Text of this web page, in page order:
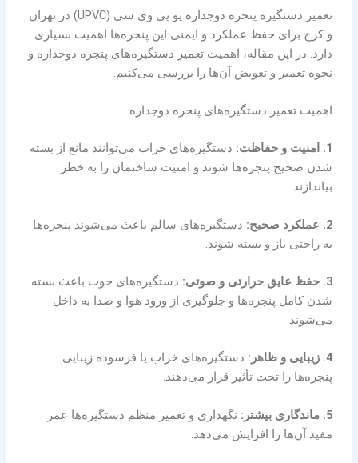
تعمیر دستگیره پنجره دوجداره یو پی وی سی (UPVC) در تهران
و کرج برای حفظ عملکرد و ایمنی این پنجره‌ها اهمیت بسیاری
دارد. در این مقاله، اهمیت تعمیر دستگیره‌های پنجره دوجداره و
نحوه تعمیر و تعویض آن‌ها را بررسی می‌کنیم.
اهمیت تعمیر دستگیره‌های پنجره دوجداره
1. امنیت و حفاظت:
دستگیره‌های خراب می‌توانند مانع از بسته
شدن صحیح پنجره‌ها شوند و امنیت ساختمان را به خطر
بیاندازند.
2. عملکرد صحیح:
دستگیره‌های سالم باعث می‌شوند پنجره‌ها
به راحتی باز و بسته شوند.
3. حفظ عایق حرارتی و صوتی:
دستگیره‌های خوب باعث بسته
شدن کامل پنجره‌ها و جلوگیری از ورود هوا و صدا به داخل
می‌شوند.
4. زیبایی و ظاهر:
دستگیره‌های خراب یا فرسوده زیبایی
پنجره‌ها را تحت تأثیر قرار می‌دهند.
5. ماندگاری بیشتر:
نگهداری و تعمیر منظم دستگیره‌ها عمر
مفید آن‌ها را افزایش می‌دهد.